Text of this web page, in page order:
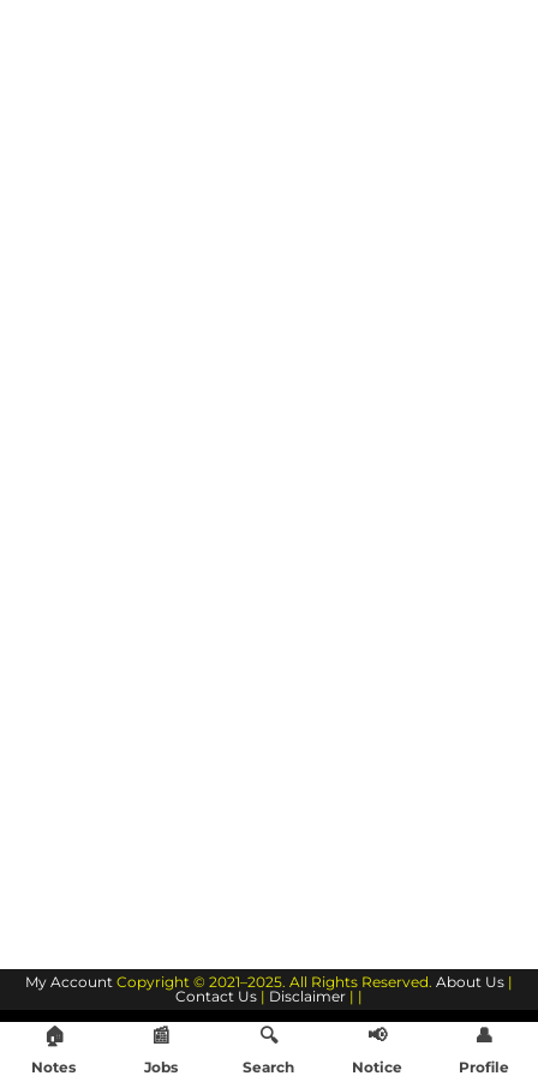
My Account Copyright © 2021–2025. All Rights Reserved. About Us |
Contact Us | Disclaimer | |
🏠
Notes
📰
Jobs
🔍
Search
📢
Notice
👤
Profile